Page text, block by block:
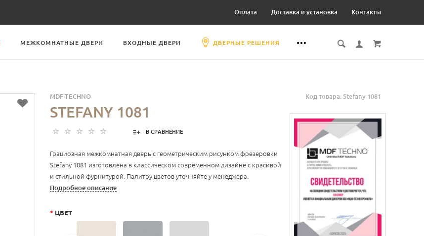
Оплата Доставка и установка Контакты
МЕЖКОМНАТНЫЕ ДВЕРИ ВХОДНЫЕ ДВЕРИ ДВЕРНЫЕ РЕШЕНИЯ
Код товара: Stefany 1081
MDF-TECHNO
STEFANY 1081
В СРАВНЕНИЕ
Грациозная межкомнатная дверь с геометрическим рисунком фрезеровки
Stefany 1081 изготовлена в классическом современном дизайне с красивой
и стильной фурнитурой. Палитру цветов уточняйте у менеджера.
Подробное описание
* ЦВЕТ